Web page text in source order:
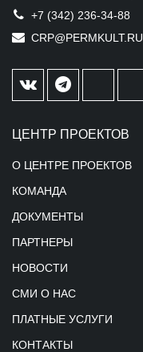
+7 (342) 236-34-88
CRP@PERMKULT.RU
ЦЕНТР ПРОЕКТОВ
О ЦЕНТРЕ ПРОЕКТОВ
КОМАНДА
ДОКУМЕНТЫ
ПАРТНЕРЫ
НОВОСТИ
СМИ О НАС
ПЛАТНЫЕ УСЛУГИ
КОНТАКТЫ